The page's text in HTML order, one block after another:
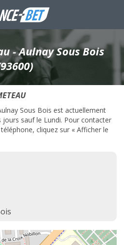
- Aulnay Sous Bois
Sous Bois est actuellement
sauf le Lundi. Pour contacter
cliquez sur « Afficher le